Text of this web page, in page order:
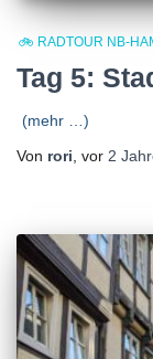
🚲 RADTOUR NB-
Tag 5:
(mehr …)
Von rori, vor 2